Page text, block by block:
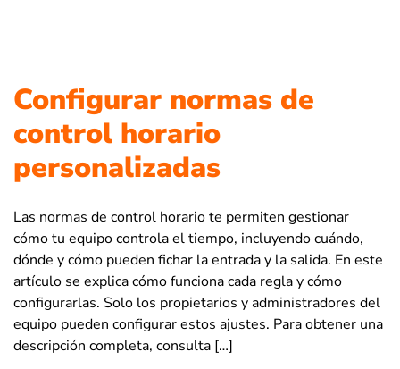
Configurar normas de
control horario
personalizadas
Las normas de control horario te permiten gestionar
cómo tu equipo controla el tiempo, incluyendo cuándo,
dónde y cómo pueden fichar la entrada y la salida. En este
artículo se explica cómo funciona cada regla y cómo
configurarlas. Solo los propietarios y administradores del
equipo pueden configurar estos ajustes. Para obtener una
descripción completa, consulta […]